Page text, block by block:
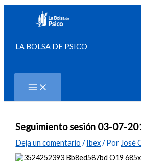
contenido
LA BOLSA DE PSICO
Seguimiento sesión 03-07-
Deja un comentario /Ibex/ Por José